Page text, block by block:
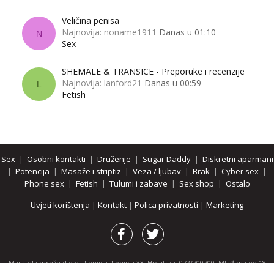
N
Veličina penisa
Najnovija: noname1911 Danas u 01:10
Sex
L
SHEMALE & TRANSICE - Preporuke i recenzije
Najnovija: lanford21 Danas u 00:59
Fetish
Sex| Osobni kontakti | Druženje | Sugar Daddy| Diskretni aparmani
| Potencija | Masaže i striptiz | Veza / ljubav | Brak | Cyber sex |
Phone sex| Fetish | Tulumi i zabave | Sex shop | Ostalo
Uvjeti korištenja | Kontakt | Polica privatnosti | Marketing